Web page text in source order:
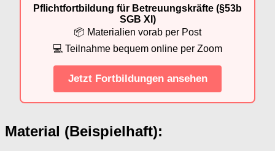
Pflichtfortbildung für Betreuungskräfte (§53b
SGB XI)
📦 Materialien vorab per Post
💻 Teilnahme bequem online per Zoom
Jetzt Fortbildungen ansehen
Material (Beispielhaft):